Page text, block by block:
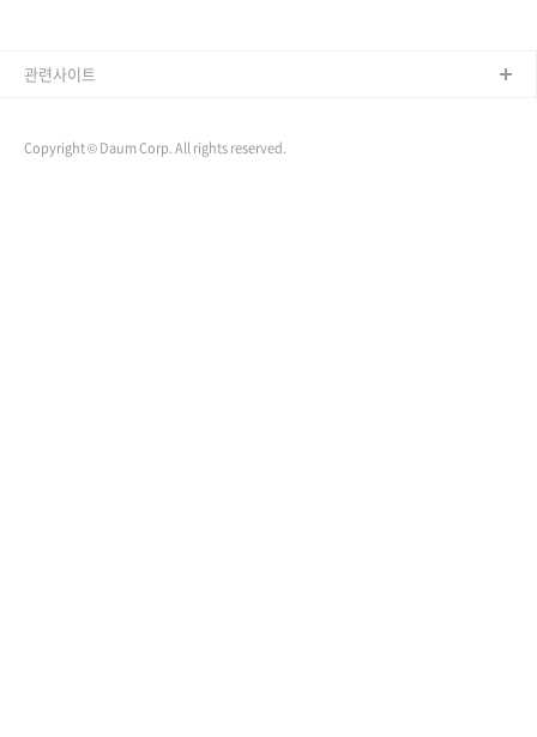
e.printStackTrace(); } (오류 예시 코드) LocalDateT..
Copyright © Daum Corp. All rights reserved.
관련사이트